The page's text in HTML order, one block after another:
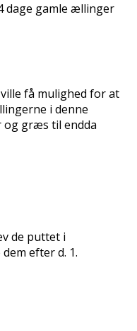
dage gamle ællinger
få mulighed for at
i denne
og græs til endda
de puttet i
efter d. 1.